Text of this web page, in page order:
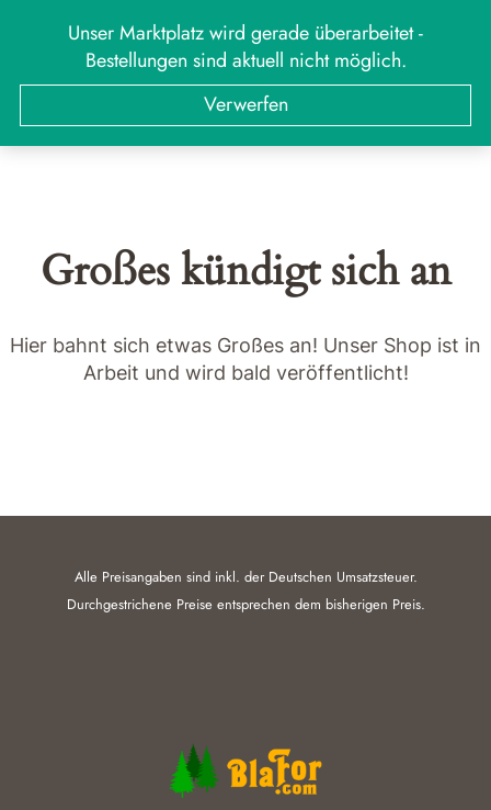
Unser Marktplatz wird gerade überarbeitet -
Bestellungen sind aktuell nicht möglich.
Verwerfen
MARKT
Suchen
Großes kündigt sich an
Hier bahnt sich etwas Großes an! Unser Shop ist in
Arbeit und wird bald veröffentlicht!
Alle Preisangaben sind inkl. der Deutschen Umsatzsteuer.
Durchgestrichene Preise entsprechen dem bisherigen Preis.